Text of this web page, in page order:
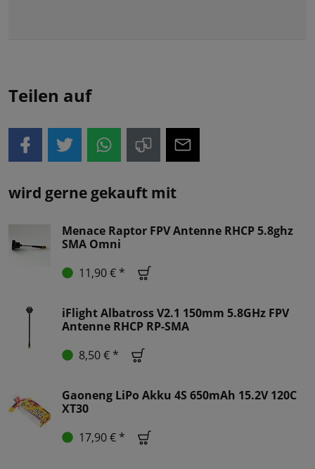
Teilen auf
wird gerne gekauft mit
Menace Raptor FPV Antenne RHCP 5.8ghz
SMA Omni
11,90 € *
iFlight Albatross V2.1 150mm 5.8GHz FPV
Antenne RHCP RP-SMA
8,50 € *
Gaoneng LiPo Akku 4S 650mAh 15.2V 120C
XT30
17,90 € *